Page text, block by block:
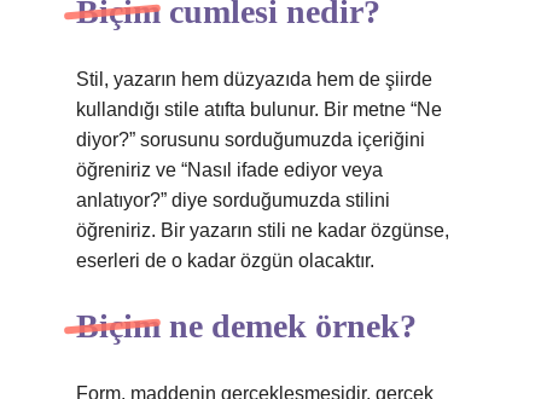
Biçim cumlesi nedir?
Stil, yazarın hem düzyazıda hem de şiirde
kullandığı stile atıfta bulunur. Bir metne “Ne
diyor?” sorusunu sorduğumuzda içeriğini
öğreniriz ve “Nasıl ifade ediyor veya
anlatıyor?” diye sorduğumuzda stilini
öğreniriz. Bir yazarın stili ne kadar özgünse,
eserleri de o kadar özgün olacaktır.
Biçim ne demek örnek?
Form, maddenin gerçekleşmesidir, gerçek